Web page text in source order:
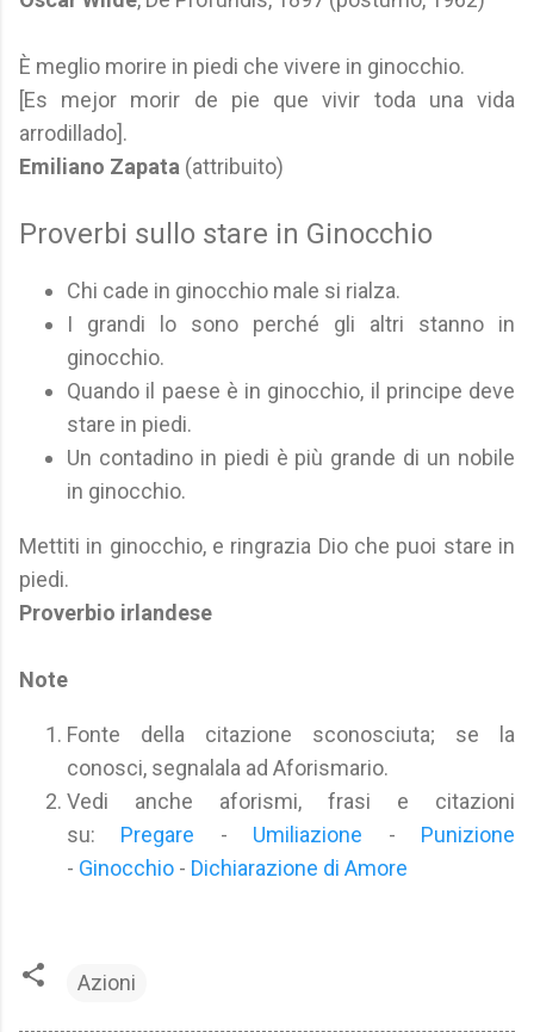
È meglio morire in piedi che vivere in ginocchio.
[Es mejor morir de pie que vivir toda una vida
arrodillado].
Emiliano Zapata (attribuito)
Proverbi sullo stare in Ginocchio
Chi cade in ginocchio male si rialza.
I grandi lo sono perché gli altri stanno in
ginocchio.
Quando il paese è in ginocchio, il principe deve
stare in piedi.
Un contadino in piedi è più grande di un nobile
in ginocchio.
Mettiti in ginocchio, e ringrazia Dio che puoi stare in
piedi.
Proverbio irlandese
Note
Fonte della citazione sconosciuta; se la
conosci, segnalala ad Aforismario.
Vedi anche aforismi, frasi e citazioni
su: Pregare - Umiliazione - Punizione
- Ginocchio - Dichiarazione di Amore
Azioni